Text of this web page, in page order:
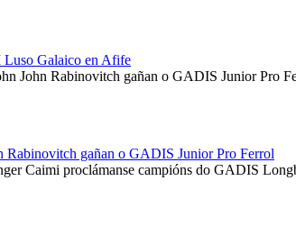
Galaico en Afife
Rabinovitch gañan o GADIS Junior Pro Ferrol